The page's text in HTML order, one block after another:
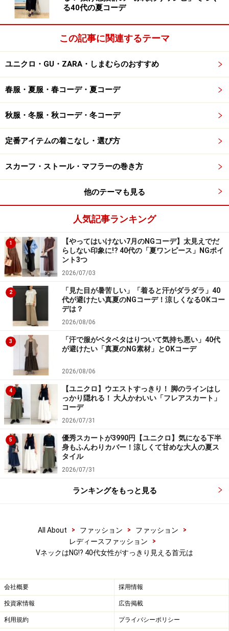
など、カジュアルなボトムスに合わせたいけれどラフに
は見せたくない時にもぴったり。コンサバなきちんと感
やフォーマルさが欲しい時にも使えます。
控えめなハイネックは暖かく顔まわりもス
マート
タートルネックのように折り返すのではなく、首に沿っ
て立ち上がったような少し高さのあるハイネックも、お
また、モックネックという言葉がありますが、これはハ
イネックと同じようなデザインのことを指しています。
ブランドによって、多少の高さの違いや、どちらの言葉
を使っているかの違いはありますが、少しだけ高さのあ
る首元は寒さにも強く、暖かい室内でも暑苦しくならな
いのがメリット。マフラーなども巻きやすく、便利で
す。
Vネックとクルーネックのいいとこどりなキ
軽くV風の切り込みが入ることですっきり見せつつおしゃれ
感もプラス 出典：WEAR
最近人気なのがキーネックと呼ばれるデザインです。丸
首のラインの中心に、浅くVカットに切り込みを入れた
る40代の夏コーデ
この記事に関連するテーマ
ユニクロ・GU・ZARA・しまむらのおすすめ
春服・夏服・春コーデ・夏コーデ
秋服・冬服・秋コーデ・冬コーデ
定番アイテムの着こなし・選び方
スカーフ・ストール・マフラーの巻き方
他のテーマも見る
人気記事ランキング
1
【やってはいけない7月のNGコーデ】太見えでだ
らしない印象に!? 40代の「夏ワンピース」NGポイ
ント3つ
2026/07/03
2
「見た目が暑苦しい」「着ると汗がダラダラ」40
代が避けたい真夏のNGコーデ！涼しくなるOKコー
デは？
2026/08/06
3
「汗で服がベタベタはりついて気持ち悪い」40代
が避けたい「真夏のNG素材」とOKコーデ
2026/08/06
4
【ユニクロ】ウエストすっきり！ 脚のラインはし
っかり隠れる！ 大人かわいい「フレアスカート」
コーデ
2026/07/31
5
優秀スカートが3990円【ユニクロ】気になる下半
身もふんわりカバー！涼しくて甘めな大人の夏ス
タイル
2026/07/31
ランキングをもっと見る
All About > ファッション > ファッション
>
レディースファッション
>
VネックはNG!? 40代女性がすっきり見える首元は
会社概要 採用情報
投資家情報 広告掲載
利用規約 プライバシーポリシー